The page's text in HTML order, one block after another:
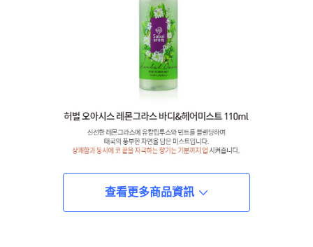
查看更多商品資訊